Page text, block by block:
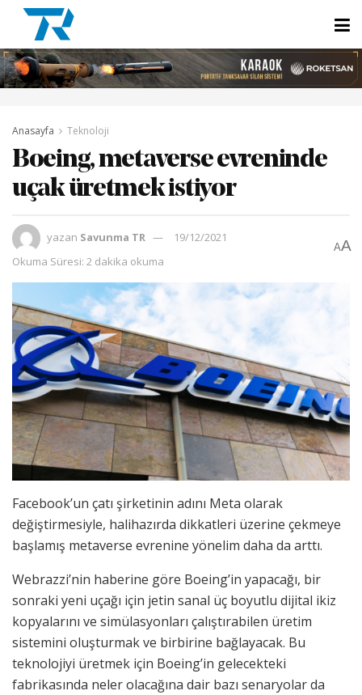
Anasayfa Teknoloji
Boeing, metaverse evreninde
uçak üretmek istiyor
yazan Savunma TR
19/12/2021
Okuma Süresi: 2 dakika okuma
AA
Facebook’un çatı şirketinin adını Meta olarak
değiştirmesiyle, halihazırda dikkatleri üzerine çekmeye
başlamış metaverse evrenine yönelim daha da arttı.
Webrazzi’nin haberine göre Boeing’in yapacağı, bir
sonraki yeni uçağı için jetin sanal üç boyutlu dijital ikiz
kopyalarını ve simülasyonları çalıştırabilen üretim
sistemini oluşturmak ve birbirine bağlayacak. Bu
teknolojiyi üretmek için Boeing’in gelecekteki
fabrikasında neler olacağına dair bazı senaryolar da